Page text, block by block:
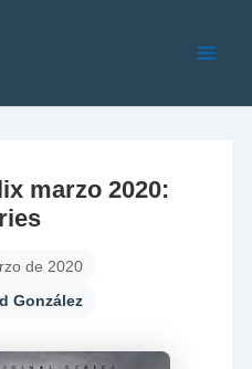
marzo 2020:
de 2020
González